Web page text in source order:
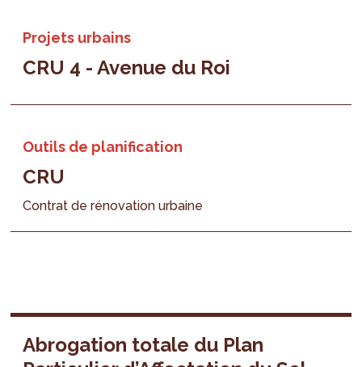
Projets urbains
CRU 4 - Avenue du Roi
Outils de planification
CRU
Contrat de rénovation urbaine
Abrogation totale du Plan